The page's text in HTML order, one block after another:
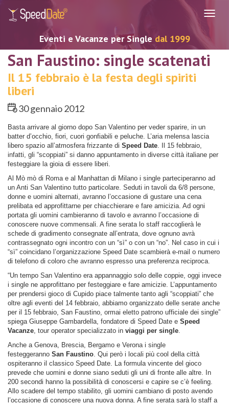
Eventi e Vacanze per Single dal 1999
San Faustino: single scatenati
Il 15 febbraio è la festa degli spiriti
liberi
30 gennaio 2012
Basta arrivare al giorno dopo San Valentino per veder sparire, in un
batter d’occhio, fiori, cuori gonfiabili e peluche. L’aria melensa lascia
libero spazio all’atmosfera frizzante di Speed Date. Il 15 febbraio,
infatti, gli “scoppiati” si danno appuntamento in diverse città italiane per
festeggiare la gioia di essere liberi.
Al Mò mò di Roma e al Manhattan di Milano i single parteciperanno ad
un Anti San Valentino tutto particolare. Seduti in tavoli da 6/8 persone,
donne e uomini alternati, avranno l’occasione di gustare una cena
prelibata ed approfittarne per chiacchierare e fare amicizia. Ad ogni
portata gli uomini cambieranno di tavolo e avranno l’occasione di
conoscere nuove commensali. A fine serata lo staff raccoglierà le
schede di gradimento consegnate all’entrata, dove ognuno avrà
contrassegnato ogni incontro con un “sì” o con un “no”. Nel caso in cui i
“sì” coincidano l’organizzazione Speed Date scambierà e-mail o numero
di telefono di coloro che avranno espresso una preferenza reciproca.
“Un tempo San Valentino era appannaggio solo delle coppie, oggi invece
i single ne approfittano per festeggiare e fare amicizie. L’appuntamento
per prendersi gioco di Cupido piace talmente tanto agli “scoppiati” che
oltre agli eventi del 14 febbraio, abbiamo organizzato delle serate anche
per il 15 febbraio, San Faustino, ormai eletto patrono ufficiale dei single”
spiega Giuseppe Gambardella, fondatore di Speed Date e Speed
Vacanze, tour operator specializzato in viaggi per single.
Anche a Genova, Brescia, Bergamo e Verona i single
festeggeranno San Faustino. Qui però i locali più cool della città
ospiteranno il classico Speed Date. La formula vincente del gioco
prevede che uomini e donne siano seduti gli uni di fronte alle altre. In
200 secondi hanno la possibilità di conoscersi e capire se c’è feeling.
Allo scadere del tempo stabilito, gli uomini cambiano di posto avendo
l’occasione di conoscere una nuova donna. A fine serata sarà lo staff a